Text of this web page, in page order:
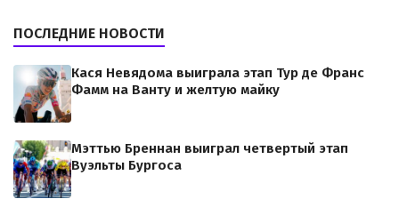
ПОСЛЕДНИЕ НОВОСТИ
Кася Невядома выиграла этап Тур де Франс
Фамм на Ванту и желтую майку
Мэттью Бреннан выиграл четвертый этап
Вуэльты Бургоса